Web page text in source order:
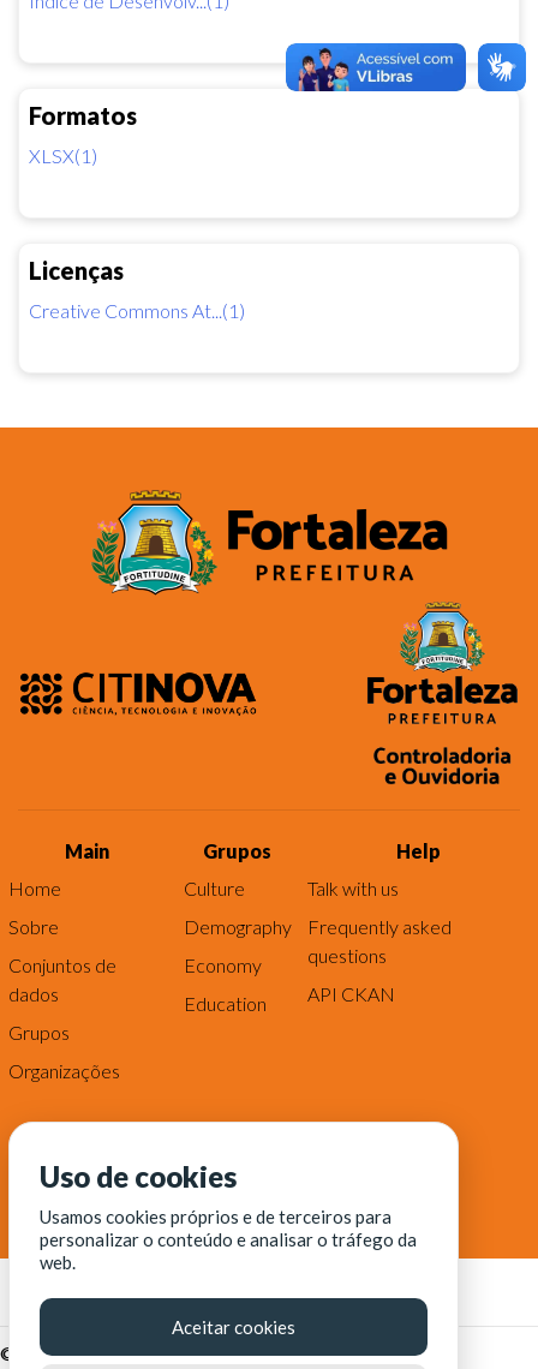
Formatos
XLSX(1)
Licenças
Creative Commons At...(1)
Main
Home
Sobre
Conjuntos de
dados
Grupos
Organizações
Grupos
Culture
Demography
Economy
Education
Help
Talk with us
Frequently asked
questions
API CKAN
© Fortaleza Digital || CITINOVA - Fundação de Ciência,
Uso de cookies
Usamos cookies próprios e de terceiros para
personalizar o conteúdo e analisar o tráfego da
web.
Aceitar cookies